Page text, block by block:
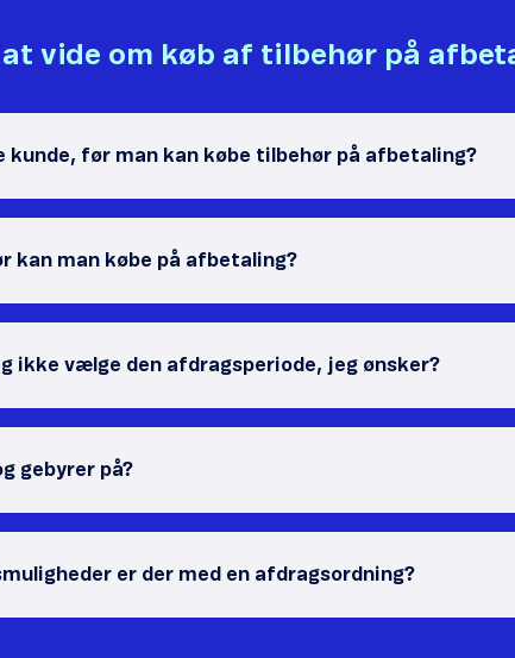
vide om køb af tilbehør på
kunde, før man kan købe tilbehør på afbetaling?
kan man købe på afbetaling?
ikke vælge den afdragsperiode, jeg ønsker?
gebyrer på?
er der med en afdragsordning?